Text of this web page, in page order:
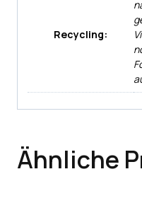
Recycling:
Ähnliche